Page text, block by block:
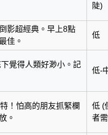
陡)
影超經典。早上8點
佳。
低
覺得人類好渺小。記
低-
！怕高的朋友抓緊欄
。
低 (
者